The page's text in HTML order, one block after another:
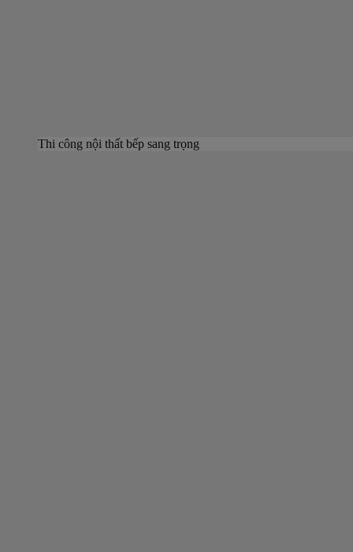
Thi công nội thất bếp sang trọng